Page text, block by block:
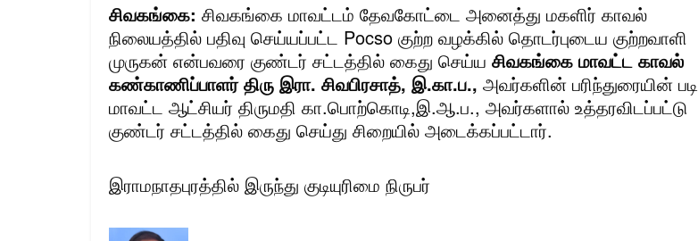
சிவகங்கை: சிவகங்கை மாவட்டம் தேவகோட்டை அனைத்து மகளிர் காவல்
நிலையத்தில் பதிவு செய்யப்பட்ட Pocso குற்ற வழக்கில் தொடர்புடைய குற்றவாளி
முருகன் என்பவரை குண்டர் சட்டத்தில் கைது செய்ய சிவகங்கை மாவட்ட காவல்
கண்காணிப்பாளர் திரு இரா. சிவபிரசாத், இ.கா.ப., அவர்களின் பரிந்துரையின் படி
மாவட்ட ஆட்சியர் திருமதி கா.பொற்கொடி,இ.ஆ.ப., அவர்களால் உத்தரவிடப்பட்டு
குண்டர் சட்டத்தில் கைது செய்து சிறையில் அடைக்கப்பட்டார்.
இராமநாதபுரத்தில் இருந்து குடியுரிமை நிருபர்